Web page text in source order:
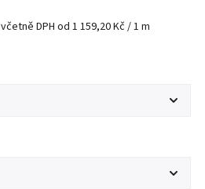
včetně DPH od 1 159,20 Kč / 1 m